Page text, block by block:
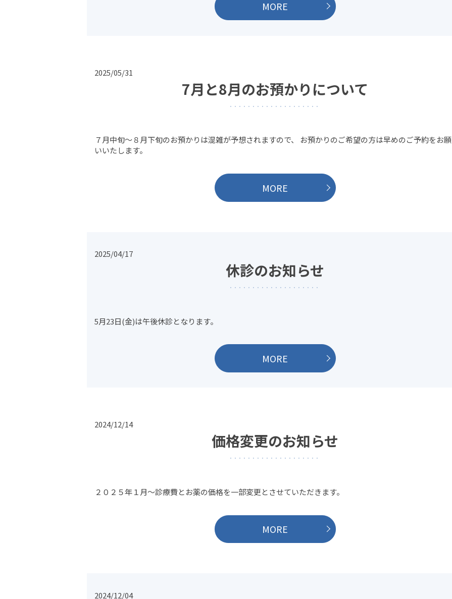
MORE
2025/05/31
7月と8月のお預かりについて
７月中旬～８月下旬のお預かりは混雑が予想されますので、 お預かりのご希望の方は早めのご予約をお願
いいたします。
MORE
2025/04/17
休診のお知らせ
5月23日(金)は午後休診となります。
MORE
2024/12/14
価格変更のお知らせ
２０２５年１月～診療費とお薬の価格を一部変更とさせていただきます。
MORE
2024/12/04